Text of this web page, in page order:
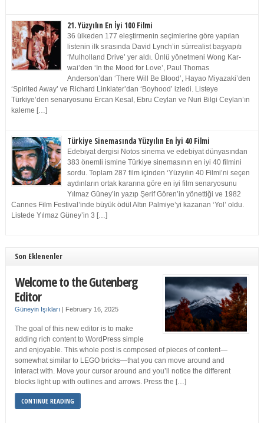
21. Yüzyılın En İyi 100 Filmi
36 ülkeden 177 eleştirmenin seçimlerine göre yapılan
listenin ilk sırasında David Lynch’in sürrealist başyapıtı
‘Mulholland Drive’ yer aldı. Ünlü yönetmeni Wong Kar-
wai’den ‘In the Mood for Love’, Paul Thomas
Anderson’dan ‘There Will Be Blood’, Hayao Miyazaki’den
‘Spirited Away’ ve Richard Linklater’dan ‘Boyhood’ izledi. Listeye
Türkiye’den senaryosunu Ercan Kesal, Ebru Ceylan ve Nuri Bilgi Ceylan’ın
kaleme […]
Türkiye Sinemasında Yüzyılın En İyi 40 Filmi
Edebiyat dergisi Notos sinema ve edebiyat dünyasından
383 önemli ismine Türkiye sinemasının en iyi 40 filmini
sordu. Toplam 287 film içinden ‘Yüzyılın 40 Filmi’ni seçen
aydınların ortak kararına göre en iyi film senaryosunu
Yılmaz Güney’in yazıp Şerif Gören’in yönettiği ve 1982
Cannes Film Festival’inde büyük ödül Altın Palmiye’yi kazanan ‘Yol’ oldu.
Listede Yılmaz Güney’in 3 […]
Son Eklenenler
Welcome to the Gutenberg
Editor
Güneyin Işıkları | February 16, 2025
The goal of this new editor is to make
adding rich content to WordPress simple
and enjoyable. This whole post is composed of pieces of content—
somewhat similar to LEGO bricks—that you can move around and
interact with. Move your cursor around and you’ll notice the different
blocks light up with outlines and arrows. Press the […]
CONTINUE READING